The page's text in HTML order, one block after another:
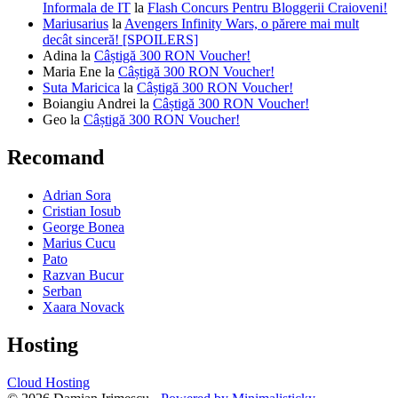
Informala de IT la Flash Concurs Pentru Bloggerii Craioveni!
Mariusarius la Avengers Infinity Wars, o părere mai mult
decât sinceră! [SPOILERS]
Adina la Câștigă 300 RON Voucher!
Maria Ene la Câștigă 300 RON Voucher!
Suta Maricica la Câștigă 300 RON Voucher!
Boiangiu Andrei la Câștigă 300 RON Voucher!
Geo la Câștigă 300 RON Voucher!
Recomand
Adrian Sora
Cristian Iosub
George Bonea
Marius Cucu
Pato
Razvan Bucur
Serban
Xaara Novack
Hosting
Cloud Hosting